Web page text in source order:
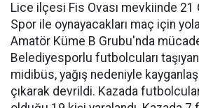
Lice ilçesi Fis Ovası mevkiinde 21
Spor ile oynayacakları maç için
Amatör Küme B Grubu'nda
Belediyesporlu futbolcuları
midibüs, yağış nedeniyle
çıkarak devrildi. Kazada